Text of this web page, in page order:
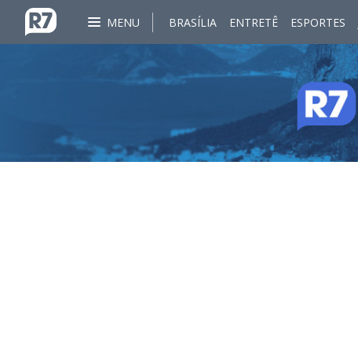
MENU BRASÍLIA ENTRETÊ ESPORTES